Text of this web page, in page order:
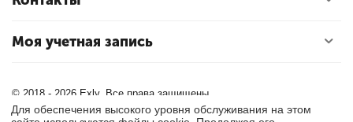
Моя учетная запись
© 2018 - 2026 Exly. Все права защищены.
Для обеспечения высокого уровня обслуживания на этом